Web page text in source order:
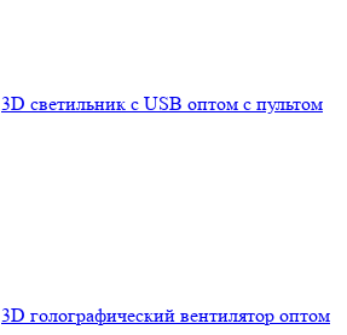
3D светильник c USB оптом с пультом
3D голографический вентилятор оптом